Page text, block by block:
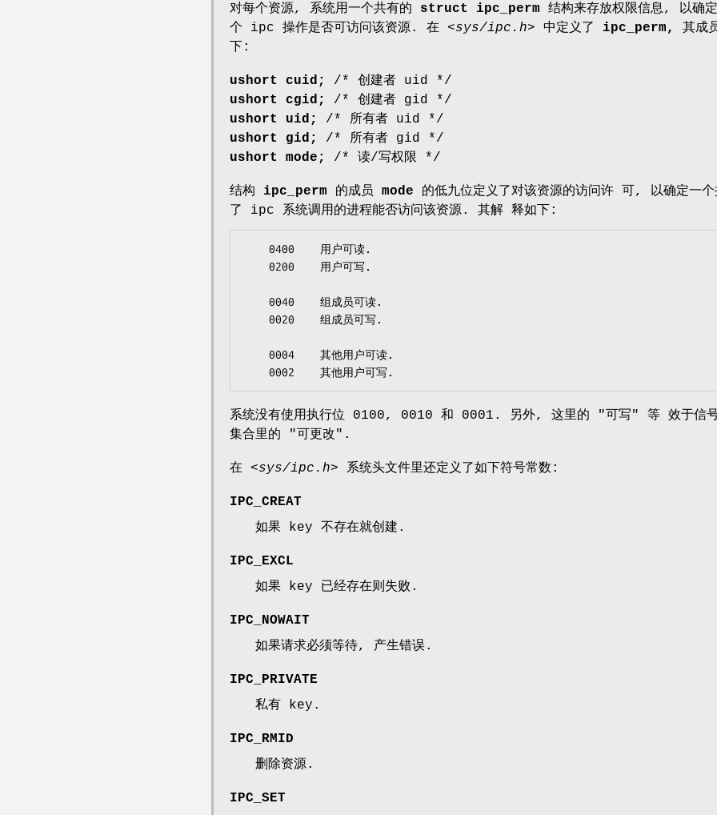
对每个资源, 系统用一个共有的 struct ipc_perm 结构来存放权限信息, 以确
个 ipc 操作是否可访问该资源. 在 <sys/ipc.h> 中定义了 ipc_perm,
其成
下:
ushort cuid; /* 创建者 uid */
ushort cgid; /* 创建者 gid */
ushort uid;
/* 所有者 uid */
ushort gid;
/* 所有者 gid */
ushort mode;
/* 读/写权限 */
结构 ipc_perm 的成员 mode 的低九位定义了对该资源的访问许 可, 以确定一个
了 ipc 系统调用的进程能否访问该资源. 其解 释如下:
	0002	其他用户可写.
系统没有使用执行位 0100, 0010 和 0001. 另外, 这里的 "可写" 等 效于信
集合里的 "可更改".
在 <sys/ipc.h> 系统头文件里还定义了如下符号常数:
IPC_CREAT
如果 key 不存在就创建.
IPC_EXCL
如果 key 已经存在则失败.
IPC_NOWAIT
如果请求必须等待, 产生错误.
IPC_PRIVATE
私有 key.
IPC_RMID
删除资源.
IPC_SET